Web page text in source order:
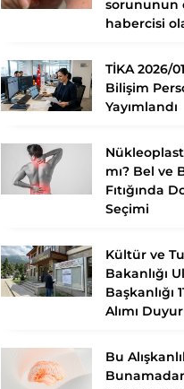
sorununun
habercisi
TİKA 2026/
Bilişim
Yayımlandı
mı? Bel ve
Fıtığında
Seçimi
Kültür ve
Bakanlığı
Başkanlığı
Alımı
Bu
Bunamadan